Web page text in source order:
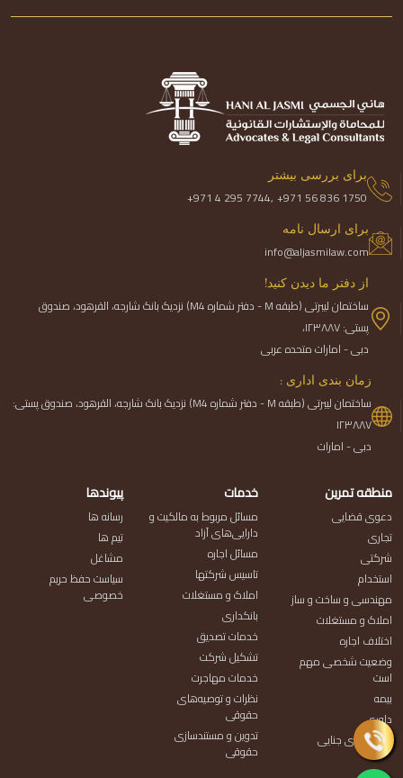
برای بررسی بیشتر
+971 4 295 7744, +971 56 836 1750
برای ارسال نامه
info@aljasmilaw.com
از دفتر ما دیدن کنید!
ساختمان لیبرتی (طبقه M - دفتر شماره M4) نزدیک بانک شارجه، القرهود، صندوق
پستی: ۱۲۳۸۸۷،
دبی - امارات متحده عربی
زمان بندی اداری :
ساختمان لیبرتی (طبقه M - دفتر شماره M4) نزدیک بانک شارجه، القرهود، صندوق پستی:
۱۲۳۸۸۷
دبی - امارات
منطقه تمرین
دعوی قضایی
تجاری
شرکتی
استخدام
مهندسی و ساخت و ساز
املاک و مستغلات
اختلاف اجاره
وضعیت شخصی مهم
است
بیمه
داوری
پرونده های جنایی
خدمات
مسائل مربوط به مالکیت و
دارایی‌های آزاد
مسائل اجاره
تاسیس شرکتها
املاک و مستغلات
بانکداری
خدمات تصدیق
تشکیل شرکت
خدمات مهاجرت
نظرات و توصیه‌های
حقوقی
تدوین و مستندسازی
حقوقی
پیوندها
رسانه ها
تیم ها
مشاغل
سیاست حفظ حریم
خصوصی